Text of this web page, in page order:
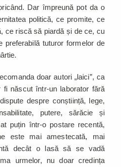
Dar împreună pot da o
politică, ce promite, ce
ce riscă să piardă și de ce, cu
preferabilă tuturor formelor de
doar autori „laici”, ca
născut într-un laborator fără
despre conștiință, lege,
putere, sărăcie și
puțin într-o postare recentă,
este mai amestecată, mai
decât o lasă să se vadă
urmelor, nu doar credința